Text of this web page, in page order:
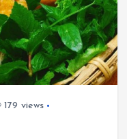
179 views